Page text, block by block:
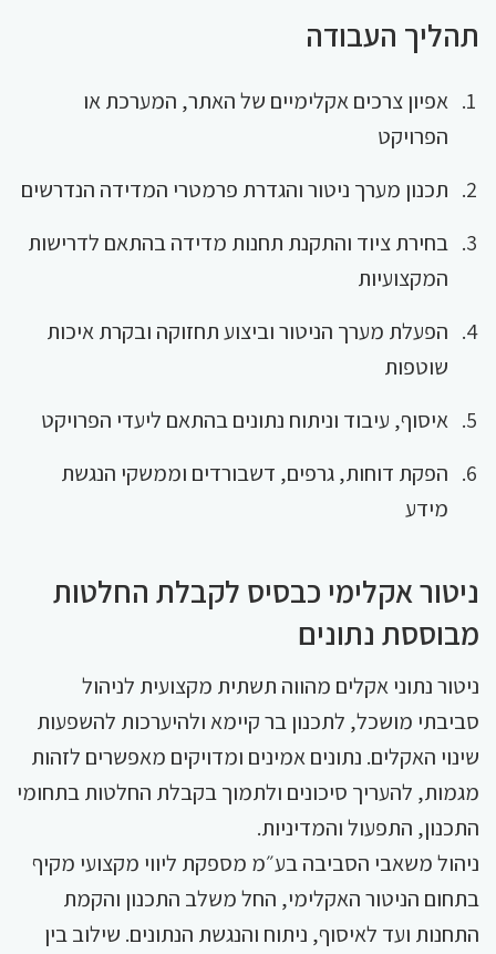
תהליך העבודה
אפיון צרכים אקלימיים של האתר, המערכת או
הפרויקט
תכנון מערך ניטור והגדרת פרמטרי המדידה הנדרשים
בחירת ציוד והתקנת תחנות מדידה בהתאם לדרישות
המקצועיות
הפעלת מערך הניטור וביצוע תחזוקה ובקרת איכות
שוטפות
איסוף, עיבוד וניתוח נתונים בהתאם ליעדי הפרויקט
הפקת דוחות, גרפים, דשבורדים וממשקי הנגשת
מידע
ניטור אקלימי כבסיס לקבלת החלטות
מבוססת נתונים
ניטור נתוני אקלים מהווה תשתית מקצועית לניהול
סביבתי מושכל, לתכנון בר קיימא ולהיערכות להשפעות
שינוי האקלים. נתונים אמינים ומדויקים מאפשרים לזהות
מגמות, להעריך סיכונים ולתמוך בקבלת החלטות בתחומי
התכנון, התפעול והמדיניות.
ניהול משאבי הסביבה בע״מ מספקת ליווי מקצועי מקיף
בתחום הניטור האקלימי, החל משלב התכנון והקמת
התחנות ועד לאיסוף, ניתוח והנגשת הנתונים. שילוב בין